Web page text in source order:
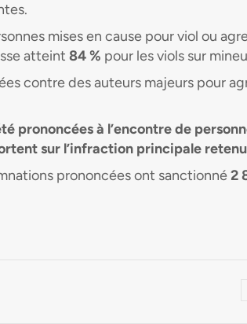
mises en cause pour viol ou
atteint 84 % pour les viols sur
contre des auteurs majeurs pour
prononcées à l’encontre de
sur l’infraction principale
prononcées ont sanctionné2